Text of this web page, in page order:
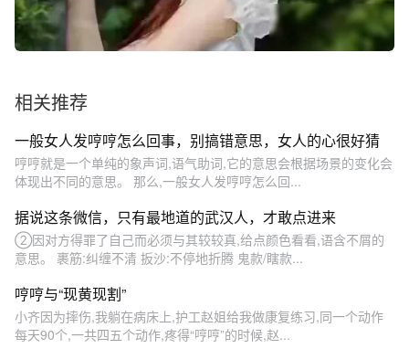
相关推荐
一般女人发哼哼怎么回事，别搞错意思，女人的心很好猜
哼哼就是一个单纯的象声词,语气助词,它的意思会根据场景的变化会
体现出不同的意思。 那么,一般女人发哼哼怎么回...
据说这条微信，只有最地道的武汉人，才敢点进来
②因对方得罪了自己而必须与其较较真,给点颜色看看,语含不屑的
意思。 裹筋:纠缠不清 扳沙:不停地折腾 鬼款/瞎款...
哼哼与“现黄现割”
小齐因为摔伤,我躺在病床上,护工赵姐给我做康复练习,同一个动作
每天90个,一共四五个动作,疼得“哼哼”的时候,赵...